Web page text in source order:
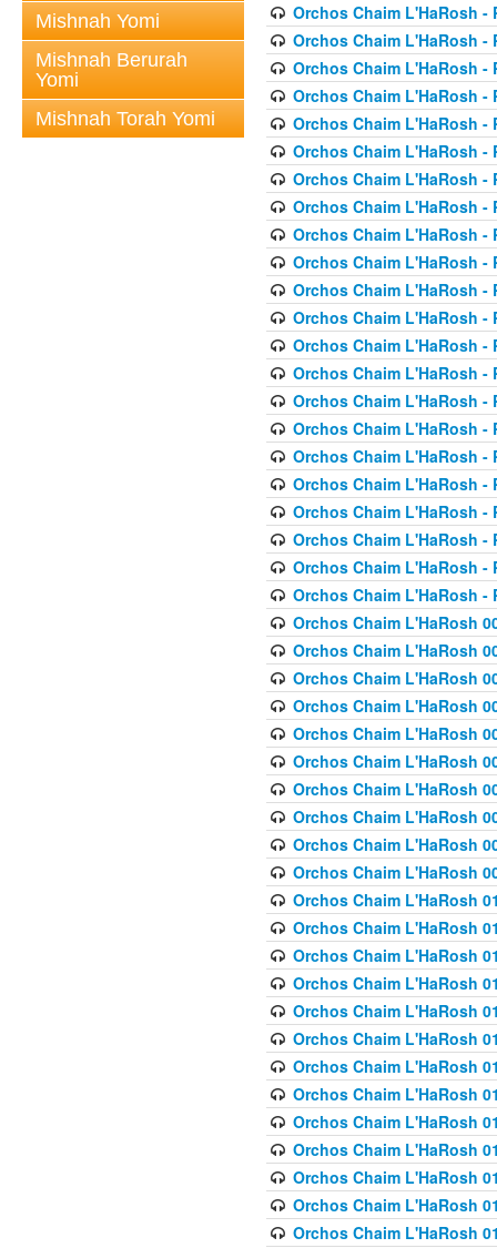
Mishnah Yomi
Mishnah Berurah
Yomi
Mishnah Torah Yomi
Orchos Chaim L'HaRosh -
Orchos Chaim L'HaRosh -
Orchos Chaim L'HaRosh -
Orchos Chaim L'HaRosh -
Orchos Chaim L'HaRosh -
Orchos Chaim L'HaRosh -
Orchos Chaim L'HaRosh -
Orchos Chaim L'HaRosh -
Orchos Chaim L'HaRosh -
Orchos Chaim L'HaRosh -
Orchos Chaim L'HaRosh -
Orchos Chaim L'HaRosh -
Orchos Chaim L'HaRosh -
Orchos Chaim L'HaRosh -
Orchos Chaim L'HaRosh -
Orchos Chaim L'HaRosh -
Orchos Chaim L'HaRosh -
Orchos Chaim L'HaRosh -
Orchos Chaim L'HaRosh -
Orchos Chaim L'HaRosh -
Orchos Chaim L'HaRosh -
Orchos Chaim L'HaRosh -
Orchos Chaim L'HaRosh
Orchos Chaim L'HaRosh
Orchos Chaim L'HaRosh
Orchos Chaim L'HaRosh
Orchos Chaim L'HaRosh
Orchos Chaim L'HaRosh
Orchos Chaim L'HaRosh
Orchos Chaim L'HaRosh
Orchos Chaim L'HaRosh
Orchos Chaim L'HaRosh
Orchos Chaim L'HaRosh
Orchos Chaim L'HaRosh
Orchos Chaim L'HaRosh
Orchos Chaim L'HaRosh
Orchos Chaim L'HaRosh
Orchos Chaim L'HaRosh
Orchos Chaim L'HaRosh
Orchos Chaim L'HaRosh
Orchos Chaim L'HaRosh
Orchos Chaim L'HaRosh
Orchos Chaim L'HaRosh
Orchos Chaim L'HaRosh
Orchos Chaim L'HaRosh